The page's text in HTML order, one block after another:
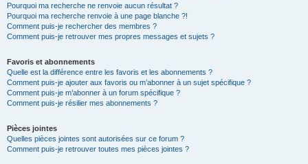
Pourquoi ma recherche ne renvoie aucun résultat ?
Pourquoi ma recherche renvoie à une page blanche ?!
Comment puis-je rechercher des membres ?
Comment puis-je retrouver mes propres messages et sujets ?
Favoris et abonnements
Quelle est la différence entre les favoris et les abonnements ?
Comment puis-je ajouter aux favoris ou m’abonner à un sujet spécifique ?
Comment puis-je m’abonner à un forum spécifique ?
Comment puis-je résilier mes abonnements ?
Pièces jointes
Quelles pièces jointes sont autorisées sur ce forum ?
Comment puis-je retrouver toutes mes pièces jointes ?